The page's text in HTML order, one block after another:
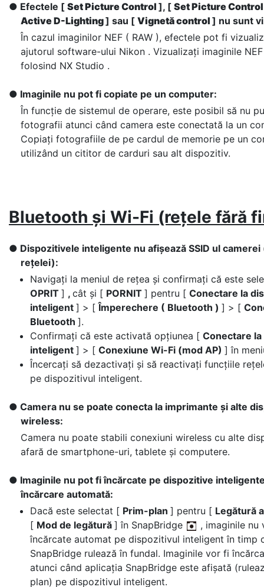
Efectele [ Set Picture Control ], [ Set Picture Control
Active D-Lighting] sau [ Vignetă control ] nu sunt
În cazul imaginilor NEF ( RAW ), efectele pot fi
ajutorul software-ului Nikon . Vizualizați imaginile NEF
folosind NX Studio .
Imaginile nu pot fi copiate pe un computer:
În funcție de sistemul de operare, este posibil să nu
fotografii atunci când camera este conectată la un
Copiați fotografiile de pe cardul de memorie pe un
utilizând un cititor de carduri sau alt dispozitiv.
Bluetooth și Wi-Fi (rețele fără
Dispozitivele inteligente nu afișează SSID ul
rețelei):
Navigați la meniul de rețea și confirmați că este
OPRIT ] , cât și [ PORNIT ] pentru [ Conectare la
inteligent ] > [Împerechere ( Bluetooth ) ] > [
Bluetooth ].
Confirmați că este activată opțiunea [ Conectare
inteligent ] > [ Conexiune Wi-Fi (mod AP) ] în
Încercați să dezactivați și să reactivați funcțiile
pe dispozitivul inteligent.
Camera nu se poate conecta la imprimante și alte
wireless:
Camera nu poate stabili conexiuni wireless cu alte
afară de smartphone-uri, tablete și computere.
Imaginile nu pot fi încărcate pe dispozitive
încărcare automată:
Dacă este selectat [ Prim-plan ] pentru [ Legătură
[ Mod de legătură ] în SnapBridge
, imaginile nu
încărcate automat pe dispozitivul inteligent în timp
SnapBridge rulează în fundal. Imaginile vor fi
atunci când aplicația SnapBridge este afișată
plan) pe dispozitivul inteligent.